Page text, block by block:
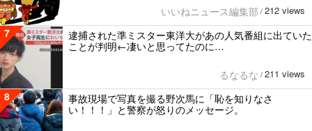
いいねニュース編集部 / 212 views
7
逮捕された準ミスター東洋大があの人気番組に出ていた
ことが判明←凄いと思ってたのに…
るなるな / 211 views
8
事故現場で写真を撮る野次馬に「恥を知りなさ
い！！！」と警察が怒りのメッセージ。